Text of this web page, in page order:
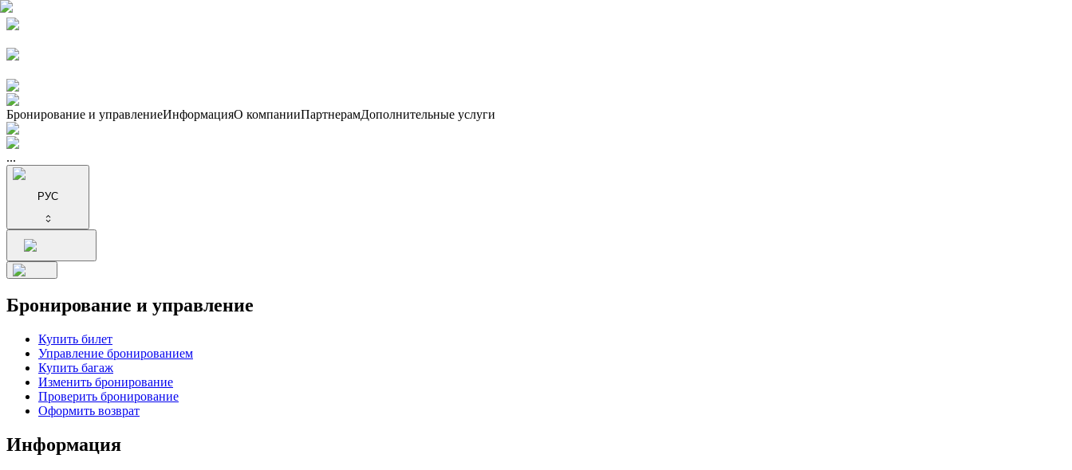
Бронирование и управлениеИнформацияО компанииПартнерамДополнительные услуги
...
РУС
Бронирование и управление
Купить билет
Управление бронированием
Купить багаж
Изменить бронирование
Проверить бронирование
Оформить возврат
Информация